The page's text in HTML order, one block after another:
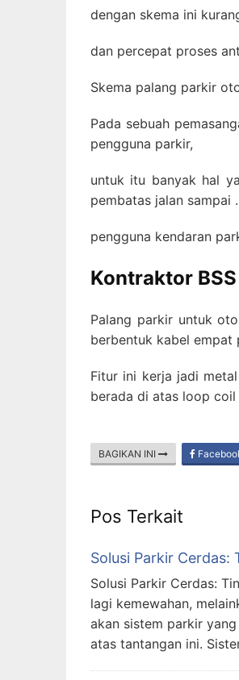
dengan skema ini
dan percepat proses
Skema palang parkir
Pada sebuah
pengguna parkir,
untuk itu banyak hal
pembatas jalan sampai .
pengguna kendaran
Kontraktor
Palang parkir untuk
berbentuk kabel empat
Fitur ini kerja jadi
berada di atas loop
BAGIKAN INI
Pos Terkait
Solusi Parkir
Solusi Parkir Cerdas:
lagi kemewahan,
akan sistem parkir
atas tantangan ini.